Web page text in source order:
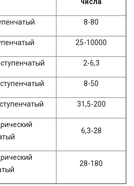
8-80
25-10000
2-6,3
8-50
31,5-200
6,3-28
28-180